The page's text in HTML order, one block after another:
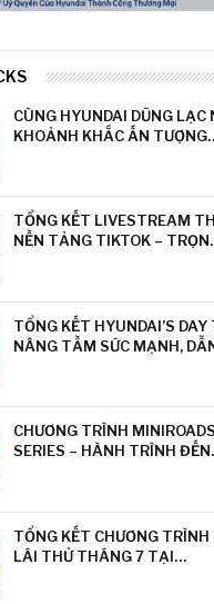
CÙNG HYUNDAI DŨNG LẠC
KHOẢNH KHẮC ẤN
TỔNG KẾT LIVESTREAM
NỀN TẢNG TIKTOK –
TỔNG KẾT HYUNDAI’S
NÂNG TẦM SỨC MẠNH,
CHƯƠNG TRÌNH
SERIES – HÀNH TRÌNH
TỔNG KẾT CHƯƠNG
LÁI THỬ THÁNG 7 TẠI…